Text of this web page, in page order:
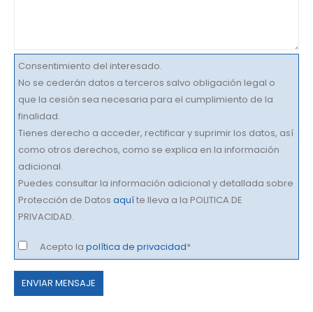
Consentimiento del interesado.
No se cederán datos a terceros salvo obligación legal o
que la cesión sea necesaria para el cumplimiento de la
finalidad.
Tienes derecho a acceder, rectificar y suprimir los datos, así
como otros derechos, como se explica en la información
adicional.
Puedes consultar la información adicional y detallada sobre
Protección de Datos aquíte lleva a la POLITICA DE
PRIVACIDAD.
Acepto la política de privacidad*
Por
favor,